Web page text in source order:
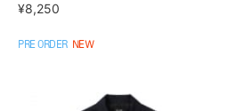
¥8,250
PRE ORDER NEW